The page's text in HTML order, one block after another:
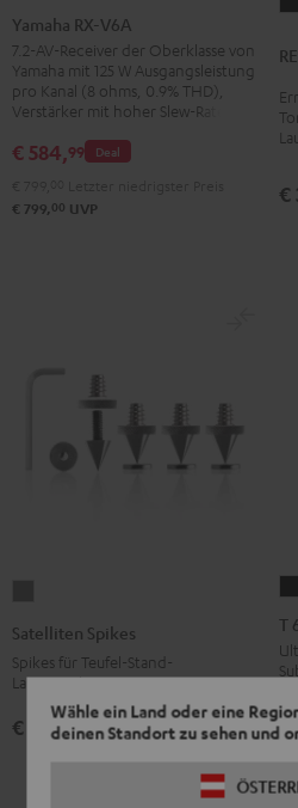
Wähle ein Land oder eine
deinen Standort zu sehen und
RX-
V6A
Schwarz
Yamaha RX-V6A
7.2-AV-Receiver der Oberklasse von
Yamaha mit 125 W Ausgangsleistung
pro Kanal (8 ohms, 0.9% THD),
Verstärker mit hoher Slew-Rate
Deal
€ 584,99
€ 799, 00 UVP
€
Spikes
Satelliten Spikes
Spikes für Teufel-Stand-
Lautsprecher
€ 17, 99
T
€